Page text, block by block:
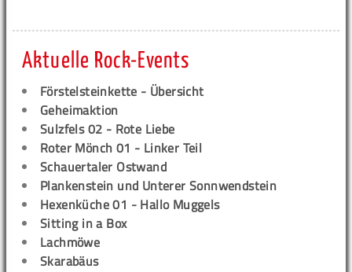
Aktuelle Rock-Events
Förstelsteinkette - Übersicht
Geheimaktion
Sulzfels 02 - Rote Liebe
Roter Mönch 01 - Linker Teil
Schauertaler Ostwand
Plankenstein und Unterer Sonnwendstein
Hexenküche 01 - Hallo Muggels
Sitting in a Box
Lachmöwe
Skarabäus